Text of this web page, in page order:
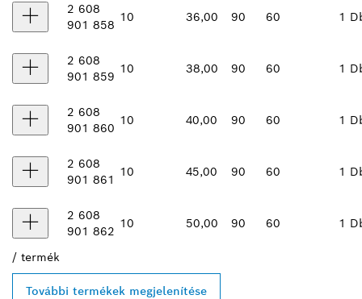
2 608
901 858
10 36,00 90 60 1
2 608
901 859
10 38,00 90 60 1
2 608
901 860
10 40,00 90 60 1
2 608
901 861
10 45,00 90 60 1
2 608
901 862
10 50,00 90 60 1
/ termék
További termékek megjelenítése